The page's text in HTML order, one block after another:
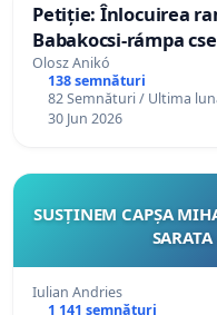
Petiție: Înlocuirea
Babakocsi-rámpa
Olosz Anikó
138 semnături
82 Semnături / Ultima
30 Jun 2026
SUSȚINEM CAPȘA MIHAI
Iulian Andries
1 141 semnături